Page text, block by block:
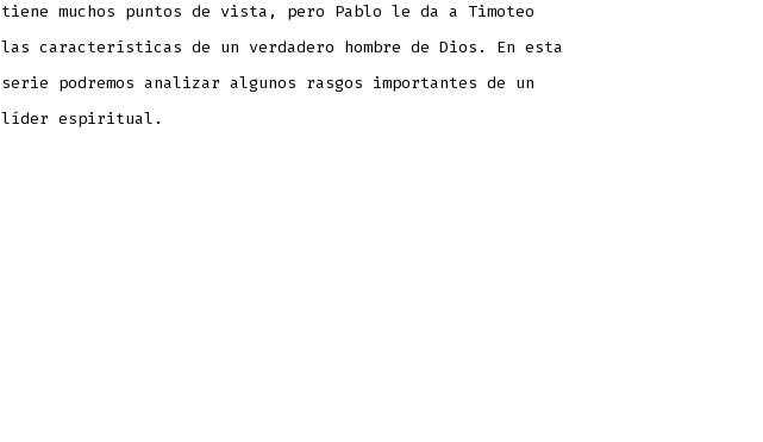
tiene muchos puntos de vista, pero Pablo le da a Timoteo
las características de un verdadero hombre de Dios. En esta
serie podremos analizar algunos rasgos importantes de un
líder espiritual.